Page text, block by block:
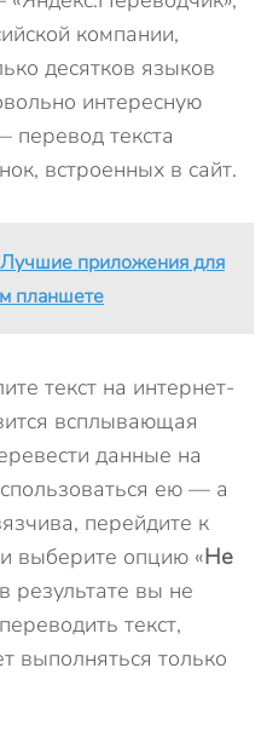
компании,
десятков языков
интересную
текста
встроенных в сайт.
приложения для
планшете
текст на интернет-
всплывающая
данные на
ею — а
перейдите к
выберите опцию «Не
результате вы не
текст,
выполняться только